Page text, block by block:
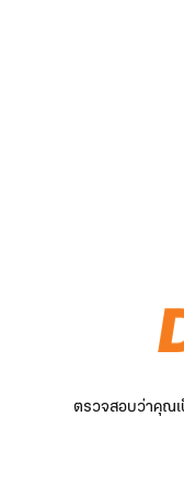
ตรวจสอบว่าคุณเ